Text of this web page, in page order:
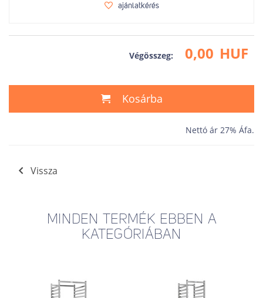
ajánlatkérés
Végösszeg: 0,00 HUF
Kosárba
Nettó ár 27% Áfa.
Vissza
MINDEN TERMÉK EBBEN A
KATEGÓRIÁBAN